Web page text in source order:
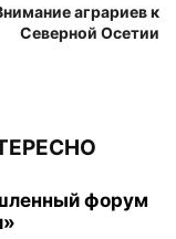
аграриев к
Северной Осетии
форум